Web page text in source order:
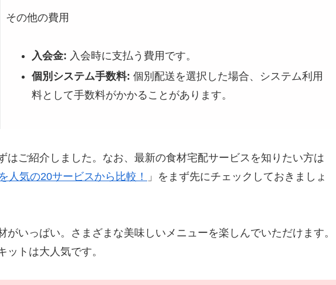
その他の費用
入会金: 入会時に支払う費用です。
個別システム手数料: 個別配送を選択した場合、システム利用
料として手数料がかかることがあります。
はご紹介しました。なお、最新の食材宅配サービスを知りたい方は
人気の20サービスから比較！
」をまず先にチェックしておきましょ
がいっぱい。さまざまな美味しいメニューを楽しんでいただけます。
ットは大人気です。